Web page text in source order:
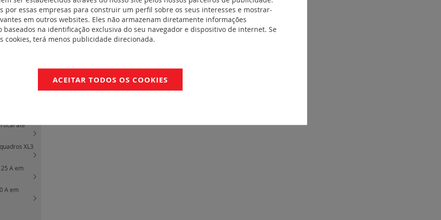
armário XL3
(6)
até
XL3
A em
A em
por essas empresas para construir um perfil sobre os seus interesses e mostrar-
em outros websites. Eles não armazenam diretamente informações
baseados na identificação exclusiva do seu navegador e dispositivo de internet. Se
cookies, terá menos publicidade direcionada.
ACEITAR TODOS OS COOKIES